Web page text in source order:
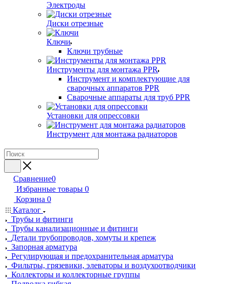
Электроды
Диски отрезные
Ключи
Ключи трубные
Инструменты для монтажа PPR
Инструмент и комплектующие для
сварочных аппаратов PPR
Сварочные аппараты для труб PPR
Установки для опрессовки
Инструмент для монтажа радиаторов
Сравнение0
Избранные товары 0
Корзина 0
Каталог
Трубы и фитинги
Трубы канализационные и фитинги
Детали трубопроводов, хомуты и крепеж
Запорная арматура
Регулирующая и предохранительная арматура
Фильтры, грязевики, элеваторы и воздухоотводчики
Коллекторы и коллекторные группы